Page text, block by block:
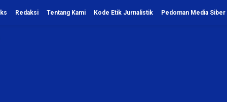
Redaksi Tentang Kami Kode Etik Jurnalistik Pedoman Media Siber